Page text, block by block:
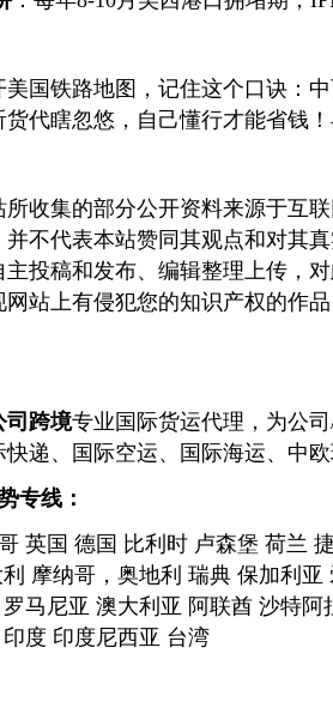
国铁路地图，记住这个口诀：
代瞎忽悠，自己懂行才能省钱
所收集的部分公开资料来源于互
并不代表本站赞同其观点和对其
投稿和发布、编辑整理上传，
站上有侵犯您的知识产权的作
司跨境专业国际货运代理，为公
递、国际空运、国际海运、中
专线：
英国 德国 比利时 卢森堡 荷兰
摩纳哥，奥地利 瑞典 保加利
马尼亚 澳大利亚 阿联酋 沙特
度 印度尼西亚 台湾